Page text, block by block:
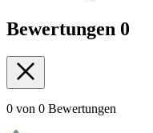
Bewertungen 0
0 von 0 Bewertungen